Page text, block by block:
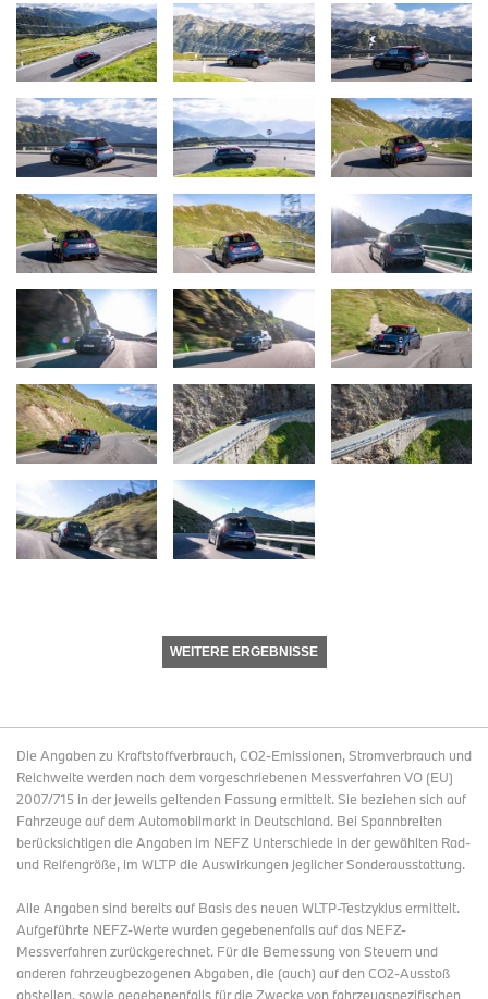
WEITERE ERGEBNISSE
Die Angaben zu Kraftstoffverbrauch, CO2-Emissionen, Stromverbrauch und
Reichweite werden nach dem vorgeschriebenen Messverfahren VO (EU)
2007/715 in der jeweils geltenden Fassung ermittelt. Sie beziehen sich auf
Fahrzeuge auf dem Automobilmarkt in Deutschland. Bei Spannbreiten
berücksichtigen die Angaben im NEFZ Unterschiede in der gewählten Rad-
und Reifengröße, im WLTP die Auswirkungen jeglicher Sonderausstattung.
Alle Angaben sind bereits auf Basis des neuen WLTP-Testzyklus ermittelt.
Aufgeführte NEFZ-Werte wurden gegebenenfalls auf das NEFZ-
Messverfahren zurückgerechnet. Für die Bemessung von Steuern und
anderen fahrzeugbezogenen Abgaben, die (auch) auf den CO2-Ausstoß
abstellen, sowie gegebenenfalls für die Zwecke von fahrzeugspezifischen